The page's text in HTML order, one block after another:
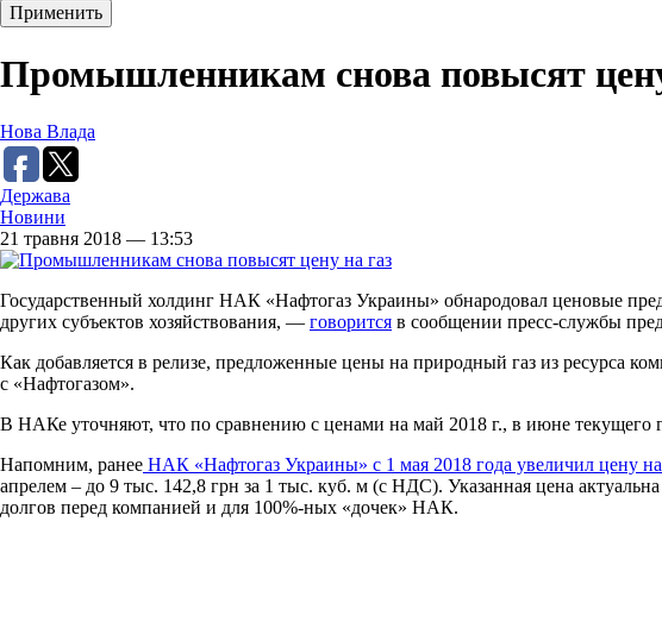
Промышленникам снова повысят
Нова Влада
Держава
Новини
21 травня 2018 — 13:53
Государственный холдинг НАК «Нафтогаз Украины» обнародовал ценовые
других субъектов хозяйствования, — говорится в сообщении пресс-службы
Как добавляется в релизе, предложенные цены на природный газ из ресурса
с «Нафтогазом».
В НАКе уточняют, что по сравнению с ценами на май 2018 г., в июне текущего
Напомним, ранее НАК «Нафтогаз Украины» с 1 мая 2018 года увеличил цену
апрелем – до 9 тыс. 142,8 грн за 1 тыс. куб. м (с НДС). Указанная цена
долгов перед компанией и для 100%-ных «дочек» НАК.